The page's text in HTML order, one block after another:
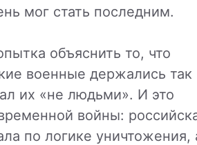
мог стать последним.
объяснить то, что
военные держались так
их «не людьми». И это
войны:
по логике уничтожения,